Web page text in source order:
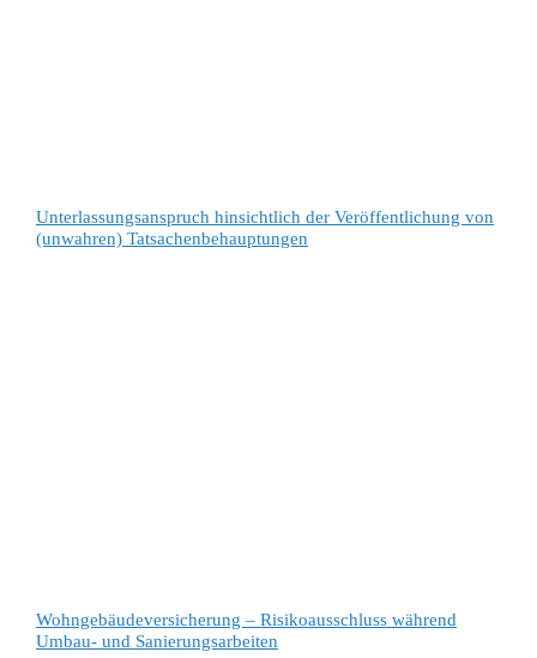
Unterlassungsanspruch hinsichtlich der Veröffentlichung von
(unwahren) Tatsachenbehauptungen
Wohngebäudeversicherung – Risikoausschluss während
Umbau- und Sanierungsarbeiten